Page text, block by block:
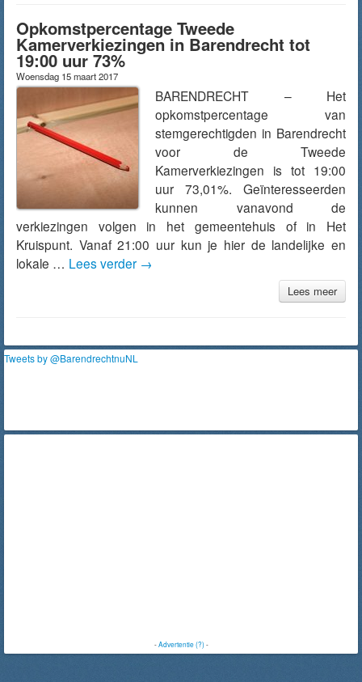
Opkomstpercentage Tweede
Kamerverkiezingen in Barendrecht tot
19:00 uur 73%
Woensdag 15 maart 2017
BARENDRECHT – Het
opkomstpercentage van
stemgerechtigden in Barendrecht
voor de Tweede
Kamerverkiezingen is tot 19:00
uur 73,01%. Geïnteresseerden
kunnen vanavond de
verkiezingen volgen in het gemeentehuis of in Het
Kruispunt. Vanaf 21:00 uur kun je hier de landelijke en
lokale … Lees verder →
Lees meer
Tweets by @BarendrechtnuNL
-Advertentie (?)-